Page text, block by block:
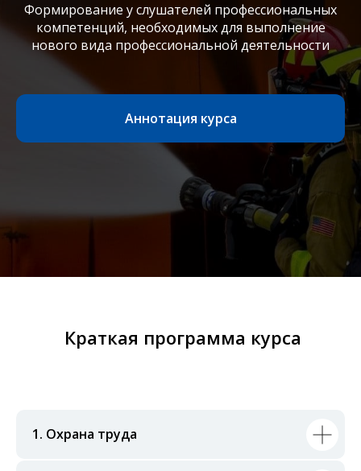
Формирование у слушателей профессиональных
компетенций, необходимых для выполнение
нового вида профессиональной деятельности
Аннотация курса
Краткая программа курса
1. Охрана труда